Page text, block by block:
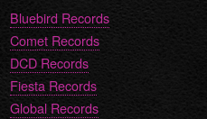
Bluebird Records
Comet Records
DCD Records
Fiesta Records
Global Records